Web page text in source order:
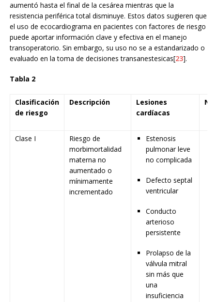
aumentó hasta el final de la cesárea mientras que la
resistencia periférica total disminuye. Estos datos sugieren que
el uso de ecocardiograma en pacientes con factores de riesgo
puede aportar información clave y efectiva en el manejo
transoperatorio. Sin embargo, su uso no se a estandarizado o
evaluado en la toma de decisiones transanestesicas[23].
Tabla 2
Clasificación
de riesgo
Descripción
Lesiones
cardíacas
Clase I
Riesgo de
morbimortalidad
materna no
aumentado o
mínimamente
incrementado
Estenosis
pulmonar leve
no complicada
Defecto septal
ventricular
Conducto
arterioso
persistente
Prolapso de la
válvula mitral
sin más que
una
insuficiencia